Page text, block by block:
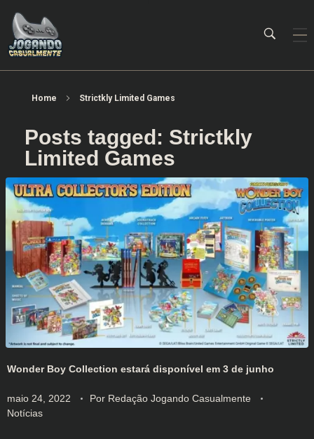
Home Strictkly Limited Games
Posts tagged: Strictkly
Limited Games
Wonder Boy Collection estará disponível em 3 de junho
maio 24, 2022 Por Redação Jogando Casualmente
Notícias